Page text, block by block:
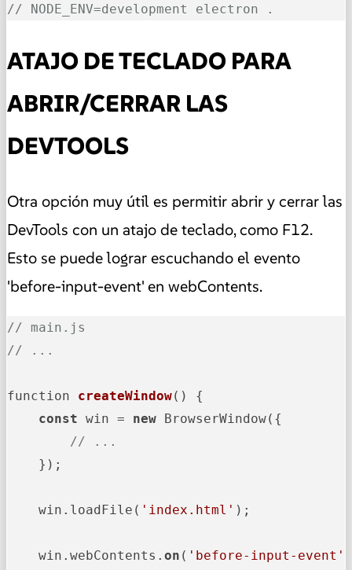
// NODE_ENV=development electron .
ATAJO DE TECLADO PARA
ABRIR/CERRAR LAS
DEVTOOLS
Otra opción muy útil es permitir abrir y cerrar las
DevTools con un atajo de teclado, como F12.
Esto se puede lograr escuchando el evento
'before-input-event' en webContents.
// main.js
// ...
function createWindow()
{
const win = new BrowserWindow({
// ...
    });
    win.loadFile(
'index.html' );
    win.webContents.
on ( 'before-input-event'